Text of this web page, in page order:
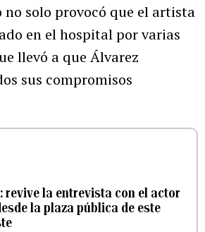
no solo provocó que el artista
en el hospital por varias
llevó a que Álvarez
sus compromisos
revive la entrevista con el actor
la plaza pública de este